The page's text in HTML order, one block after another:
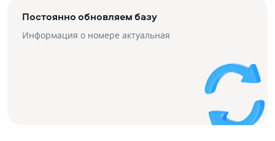
Постоянно обновляем базу
Информация о номере актуальная